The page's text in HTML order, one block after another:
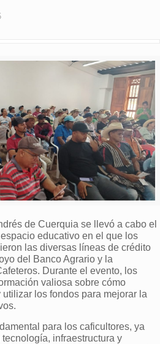
de Cuerquia se llevó a cabo el
educativo en el que los
las diversas líneas de crédito
del Banco Agrario y la
Durante el evento, los
valiosa sobre cómo
los fondos para mejorar la
para los caficultores, ya
infraestructura y